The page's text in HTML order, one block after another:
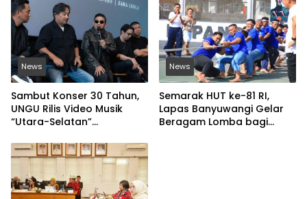
News
Sambut Konser 30 Tahun,
UNGU Rilis Video Musik
“Utara-Selatan”
News
Semarak HUT ke-81 RI,
Lapas Banyuwangi Gelar
Beragam Lomba bagi